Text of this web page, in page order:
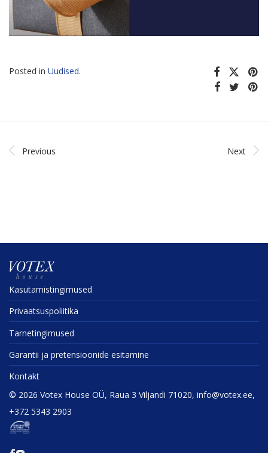
Posted in Uudised.
Previous Next
Kasuta­mis­tin­gi­mused
Privaat­sus­po­liitika
Tarne­tin­gi­mused
Garantii ja preten­sioonide esitamine
Kontakt
© 2026 Votex House OÜ, Raua 3 Viljandi 71020, info@votex.ee,
+372 5343 2903